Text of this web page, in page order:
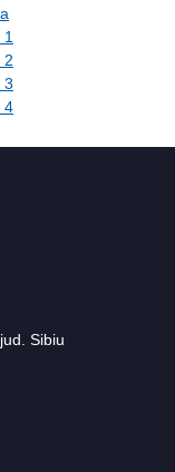
2
3
4
Sibiu